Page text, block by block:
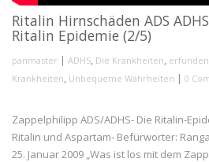
Ritalin Hirnschäden ADS
Ritalin Epidemie (2/5)
panmaster | ADHS, Die Krankheiten,
Krankheiten, Unbequeme Wahrheiten | 0
Zappelphilipp ADS/ADHS- Die Ritalin-
Ritalin und Aspartam- Befürworter:
25. Januar 2009 „Was ist los mit dem